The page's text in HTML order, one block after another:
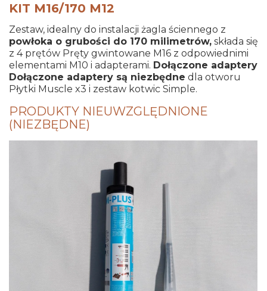
KIT M16/170 M12
Zestaw, idealny do instalacji żagla ściennego z
powłoka o grubości do 170 milimetrów, składa się
z 4 prętów Pręty gwintowane M16 z odpowiednimi
elementami M10 i adapterami. Dołączone adaptery
Dołączone adaptery są niezbędne dla otworu
Płytki Muscle x3 i zestaw kotwic Simple.
PRODUKTY NIEUWZGLĘDNIONE
(NIEZBĘDNE)